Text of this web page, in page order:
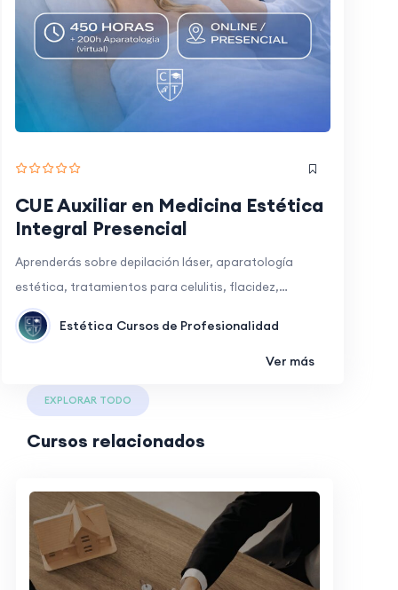
CUE Auxiliar en Medicina Estética
Integral Presencial
Aprenderás sobre depilación láser, aparatología
estética, tratamientos para celulitis, flacidez,…
Estética Cursos de Profesionalidad
Ver más
EXPLORAR TODO
Cursos relacionados